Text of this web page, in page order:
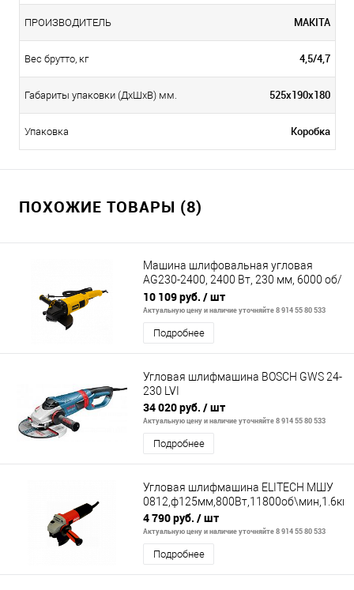
ПРОИЗВОДИТЕЛЬ MAKITA
Вес брутто, кг 4,5/4,7
Габариты упаковки (ДхШхВ) мм. 525х190х180
Упаковка Коробка
ПОХОЖИЕ ТОВАРЫ (8)
Машина шлифовальная угловая
AG230-2400, 2400 Вт, 230 мм, 6000 об/
мин// Denzel
10 109 руб. / шт
Актуальную цену и наличие уточняйте 8 914 55 80 533
Подробнее
Угловая шлифмашина BOSCH GWS 24-
230 LVI
34 020 руб. / шт
Актуальную цену и наличие уточняйте 8 914 55 80 533
Подробнее
Угловая шлифмашина ELITECH МШУ
4 790 руб. / шт
Актуальную цену и наличие уточняйте 8 914 55 80 533
Подробнее